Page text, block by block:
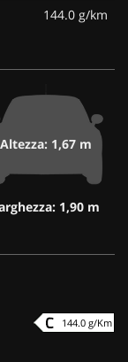
144.0 g/km
Altezza: 1,67 m
1,90 m
144.0 g/Km